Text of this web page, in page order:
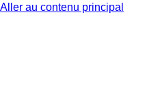
Aller au contenu principal